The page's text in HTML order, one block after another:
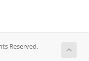
Reserved.